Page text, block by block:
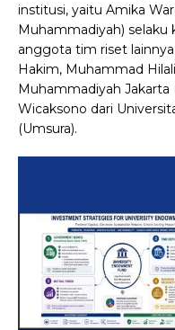
institusi, yaitu Amika
Muhammadiyah)
anggota tim riset
Hakim, Muhammad
Muhammadiyah Jakarta
Wicaksono dari
(Umsura).